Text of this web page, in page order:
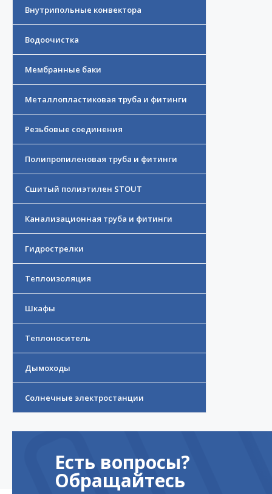
Внутрипольные конвектора
Водоочистка
Мембранные баки
Металлопластиковая труба и фитинги
Резьбовые соединения
Полипропиленовая труба и фитинги
Сшитый полиэтилен STOUT
Канализационная труба и фитинги
Гидрострелки
Теплоизоляция
Шкафы
Теплоноситель
Дымоходы
Солнечные электростанции
Есть вопросы?
Обращайтесь